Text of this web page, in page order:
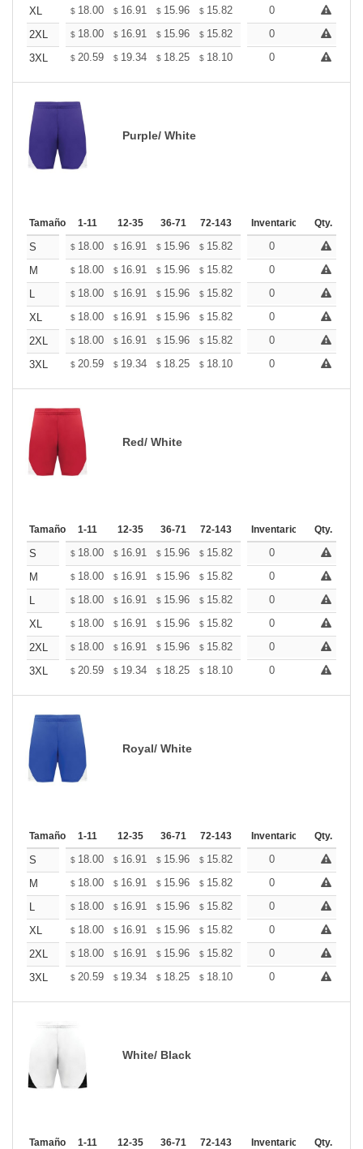
XL $ 18.00 $ 16.91 $ 15.96 $ 15.82 15.55
0
2XL
$ 18.00 $ 16.91 $ 15.96 $ 15.82 15.55
0
3XL
$ 20.59 $ 19.34 $ 18.25 $ 18.10 17.78
0
Purple/ White
Tamaño 1-11 12-35 36-71 72-143 144-287 288 +
Inventario Qty.
S $ 18.00 $ 16.91 $ 15.96 $ 15.82 15.55
0
M
$ 18.00 $ 16.91 $ 15.96 $ 15.82 15.55
0
L
$ 18.00 $ 16.91 $ 15.96 $ 15.82 15.55
0
XL
$ 18.00 $ 16.91 $ 15.96 $ 15.82 15.55
0
2XL
$ 18.00 $ 16.91 $ 15.96 $ 15.82 15.55
0
3XL
$ 20.59 $ 19.34 $ 18.25 $ 18.10 17.78
0
Red/ White
Tamaño 1-11 12-35 36-71 72-143 144-287 288 +
Inventario Qty.
S $ 18.00 $ 16.91 $ 15.96 $ 15.82 15.55
0
M
$ 18.00 $ 16.91 $ 15.96 $ 15.82 15.55
0
L
$ 18.00 $ 16.91 $ 15.96 $ 15.82 15.55
0
XL
$ 18.00 $ 16.91 $ 15.96 $ 15.82 15.55
0
2XL
$ 18.00 $ 16.91 $ 15.96 $ 15.82 15.55
0
3XL
$ 20.59 $ 19.34 $ 18.25 $ 18.10 17.78
0
Royal/ White
Tamaño 1-11 12-35 36-71 72-143 144-287 288 +
Inventario Qty.
S $ 18.00 $ 16.91 $ 15.96 $ 15.82 15.55
0
M
$ 18.00 $ 16.91 $ 15.96 $ 15.82 15.55
0
L
$ 18.00 $ 16.91 $ 15.96 $ 15.82 15.55
0
XL
$ 18.00 $ 16.91 $ 15.96 $ 15.82 15.55
0
2XL
$ 18.00 $ 16.91 $ 15.96 $ 15.82 15.55
0
3XL
$ 20.59 $ 19.34 $ 18.25 $ 18.10 17.78
0
White/ Black
Tamaño 1-11 12-35 36-71 72-143 144-287 288 +
Inventario Qty.